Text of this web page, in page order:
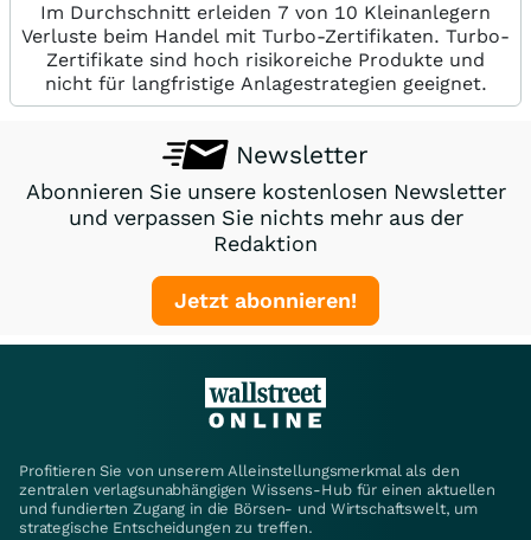
Im Durchschnitt erleiden 7 von 10 Kleinanlegern
Verluste beim Handel mit Turbo-Zertifikaten. Turbo-
Zertifikate sind hoch risikoreiche Produkte und
nicht für langfristige Anlagestrategien geeignet.
Newsletter
Abonnieren Sie unsere kostenlosen Newsletter
und verpassen Sie nichts mehr aus der
Redaktion
Jetzt abonnieren!
Profitieren Sie von unserem Alleinstellungsmerkmal als den
zentralen verlagsunabhängigen Wissens-Hub für einen aktuellen
und fundierten Zugang in die Börsen- und Wirtschaftswelt, um
strategische Entscheidungen zu treffen.